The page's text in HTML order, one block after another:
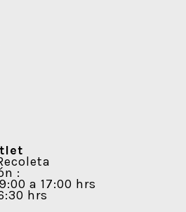
:
a 17:00 hrs
hrs